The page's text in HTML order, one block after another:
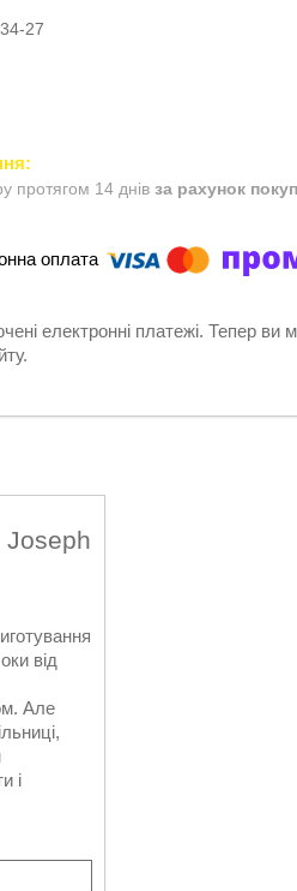
27
протягом 14 днів за рахунок
електронні платежі. Тепер
Joseph
від
Але
і